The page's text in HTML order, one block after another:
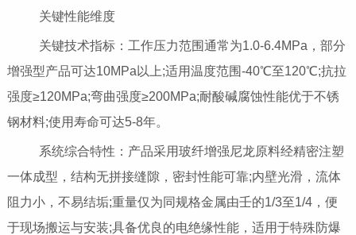
关键性能维度
关键技术指标：工作压力范围通常为1.0-6.4MPa，部分
增强型产品可达10MPa以上;适用温度范围-40℃至120℃;抗拉
强度≥120MPa;弯曲强度≥200MPa;耐酸碱腐蚀性能优于不锈
钢材料;使用寿命可达5-8年。
系统综合特性：产品采用玻纤增强尼龙原料经精密注塑
一体成型，结构无拼接缝隙，密封性能可靠;内壁光滑，流体
阻力小，不易结垢;重量仅为同规格金属由壬的1/3至1/4，便
于现场搬运与安装;具备优良的电绝缘性能，适用于特殊防爆